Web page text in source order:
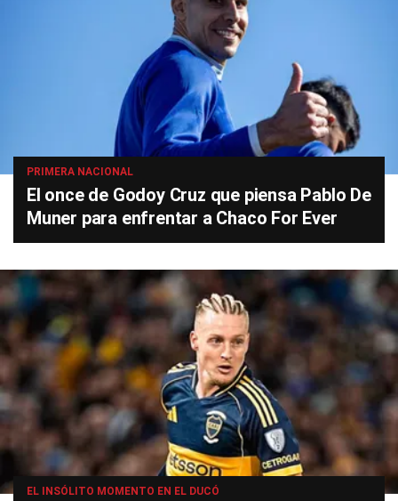
PRIMERA NACIONAL
El once de Godoy Cruz que piensa Pablo De
Muner para enfrentar a Chaco For Ever
EL INSÓLITO MOMENTO EN EL DUCÓ